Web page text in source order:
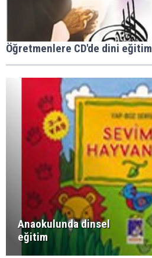
Öğretmenlere CD'de dini eğitim
Anaokulunda dinsel
eğitim